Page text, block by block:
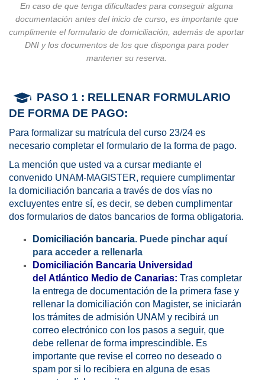
En caso de que tenga dificultades para conseguir alguna
documentación antes del inicio de curso, es importante que
cumplimente el formulario de domiciliación, además de aportar
DNI y los documentos de los que disponga para poder
mantener su reserva.
PASO 1 : RELLENAR FORMULARIO
DE FORMA DE PAGO:
Para formalizar su matrícula del curso 23/24 es
necesario completar el formulario de la forma de pago.
La mención que usted va a cursar mediante el
convenido UNAM-MAGISTER, requiere cumplimentar
la domiciliación bancaria a través de dos vías no
excluyentes entre sí, es decir, se deben cumplimentar
dos formularios de datos bancarios de forma obligatoria.
Domiciliación bancaria. Puede pinchar aquí
para acceder a rellenarla
Domiciliación Bancaria Universidad
del Atlántico Medio de Canarias: Tras completar
la entrega de documentación de la primera fase y
rellenar la domiciliación con Magister, se iniciarán
los trámites de admisión UNAM y recibirá un
correo electrónico con los pasos a seguir, que
debe rellenar de forma imprescindible. Es
importante que revise el correo no deseado o
spam por si lo recibiera en alguna de esas